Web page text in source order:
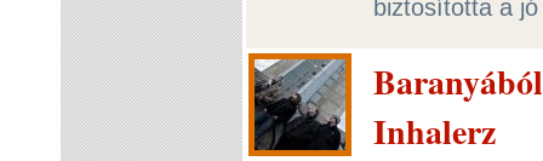
biztosította a
Inhalerz